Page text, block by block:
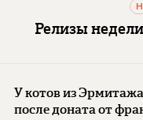
Релизы
У котов из
после доната от